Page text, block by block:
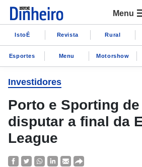
Menu
IstoÉ Revista Rural
Esportes Menu Motorshow
Investidores
Porto e Sporting
disputar a final da
League